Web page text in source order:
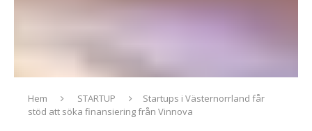
Hem STARTUP
Startups i Västernorrland får
stöd att söka finansiering från Vinnova